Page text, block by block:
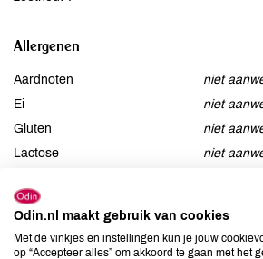
Allergenen
Aardnoten
niet
Ei
niet
Gluten
niet
Lactose
niet
Mosterd
Schaaldieren
niet
Odin.nl maakt gebruik van cookies
Met de vinkjes en instellingen kun je jouw
op “Accepteer alles” om akkoord te gaan met het